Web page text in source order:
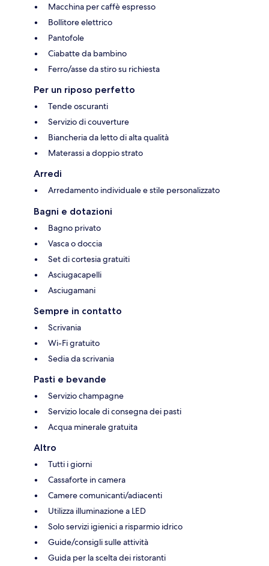
Macchina per caffè espresso
Bollitore elettrico
Pantofole
Ciabatte da bambino
Ferro/asse da stiro su richiesta
Per un riposo perfetto
Tende oscuranti
Servizio di couverture
Biancheria da letto di alta qualità
Materassi a doppio strato
Arredi
Arredamento individuale e stile personalizzato
Bagni e dotazioni
Bagno privato
Vasca o doccia
Set di cortesia gratuiti
Asciugacapelli
Asciugamani
Sempre in contatto
Scrivania
Wi-Fi gratuito
Sedia da scrivania
Pasti e bevande
Servizio champagne
Servizio locale di consegna dei pasti
Acqua minerale gratuita
Altro
Tutti i giorni
Cassaforte in camera
Camere comunicanti/adiacenti
Utilizza illuminazione a LED
Solo servizi igienici a risparmio idrico
Guide/consigli sulle attività
Guida per la scelta dei ristoranti